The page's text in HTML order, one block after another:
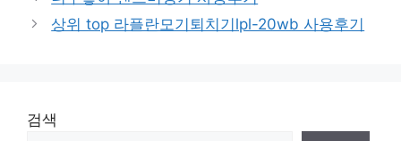
상위 top 라플란모기퇴치기lpl-20wb 사용후기
검색